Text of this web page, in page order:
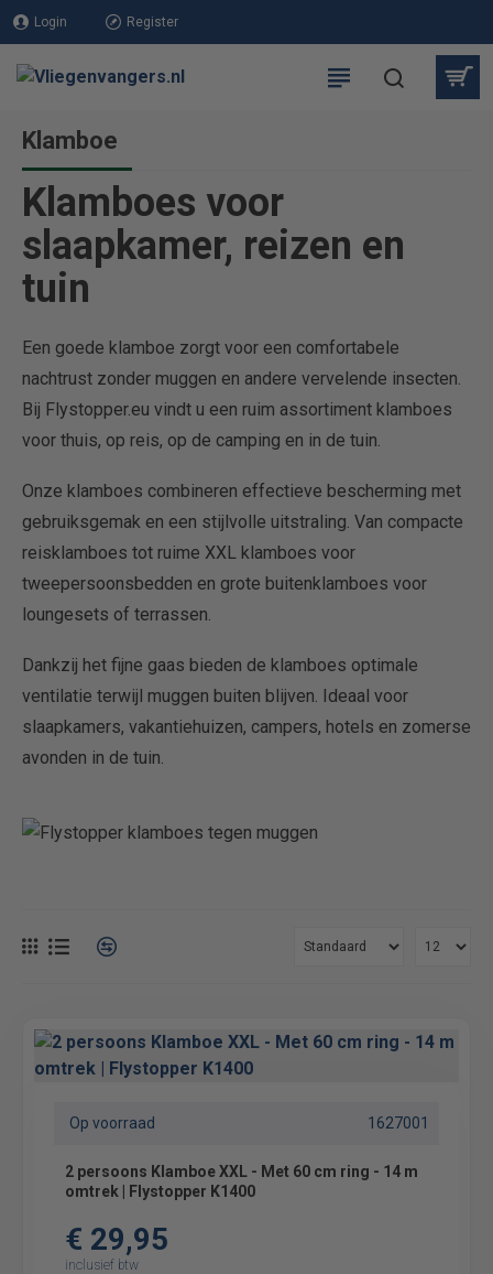
Login Register
Klamboe
Klamboes voor
slaapkamer, reizen en
tuin
Een goede klamboe zorgt voor een comfortabele
nachtrust zonder muggen en andere vervelende insecten.
Bij Flystopper.eu vindt u een ruim assortiment klamboes
voor thuis, op reis, op de camping en in de tuin.
Onze klamboes combineren effectieve bescherming met
gebruiksgemak en een stijlvolle uitstraling. Van compacte
reisklamboes tot ruime XXL klamboes voor
tweepersoonsbedden en grote buitenklamboes voor
loungesets of terrassen.
Dankzij het fijne gaas bieden de klamboes optimale
ventilatie terwijl muggen buiten blijven. Ideaal voor
slaapkamers, vakantiehuizen, campers, hotels en zomerse
avonden in de tuin.
Op voorraad 1627001
2 persoons Klamboe XXL - Met 60 cm ring - 14 m
omtrek | Flystopper K1400
€ 29,95
inclusief btw